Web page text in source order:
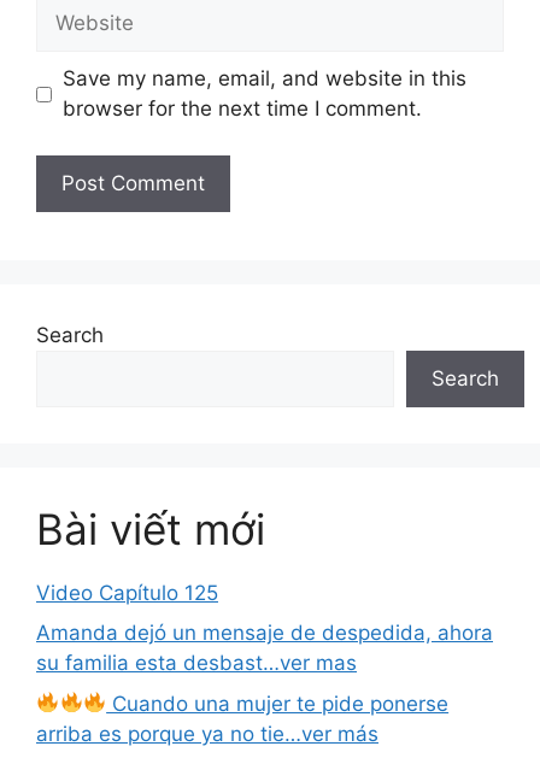
Website
Save my name, email, and website in this
browser for the next time I comment.
Search
Search
Bài viết mới
Video Capítulo 125
Amanda dejó un mensaje de despedida, ahora
su familia esta desbast…ver mas
Cuando una mujer te pide ponerse
arriba es porque ya no tie…ver más